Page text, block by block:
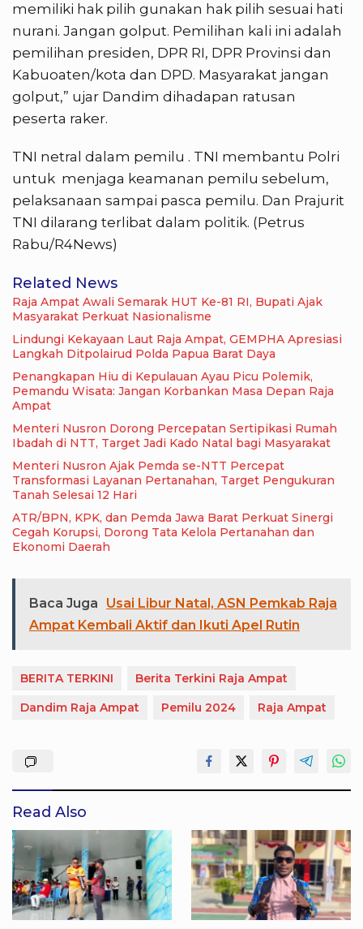
memiliki hak pilih gunakan hak pilih sesuai hati
nurani. Jangan golput. Pemilihan kali ini adalah
pemilihan presiden, DPR RI, DPR Provinsi dan
Kabuoaten/kota dan DPD. Masyarakat jangan
golput,” ujar Dandim dihadapan ratusan
peserta raker.
TNI netral dalam pemilu . TNI membantu Polri
untuk menjaga keamanan pemilu sebelum,
pelaksanaan sampai pasca pemilu. Dan Prajurit
TNI dilarang terlibat dalam politik. (Petrus
Rabu/R4News)
Related News
Raja Ampat Awali Semarak HUT Ke-81 RI, Bupati Ajak
Masyarakat Perkuat Nasionalisme
Lindungi Kekayaan Laut Raja Ampat, GEMPHA Apresiasi
Langkah Ditpolairud Polda Papua Barat Daya
Penangkapan Hiu di Kepulauan Ayau Picu Polemik,
Pemandu Wisata: Jangan Korbankan Masa Depan Raja
Ampat
Menteri Nusron Dorong Percepatan Sertipikasi Rumah
Ibadah di NTT, Target Jadi Kado Natal bagi Masyarakat
Menteri Nusron Ajak Pemda se-NTT Percepat
Transformasi Layanan Pertanahan, Target Pengukuran
Tanah Selesai 12 Hari
ATR/BPN, KPK, dan Pemda Jawa Barat Perkuat Sinergi
Cegah Korupsi, Dorong Tata Kelola Pertanahan dan
Ekonomi Daerah
Baca Juga
Usai Libur Natal, ASN Pemkab Raja
Ampat Kembali Aktif dan Ikuti Apel Rutin
BERITA TERKINI
Berita Terkini Raja Ampat
Dandim Raja Ampat
Pemilu 2024 Raja Ampat
Read Also